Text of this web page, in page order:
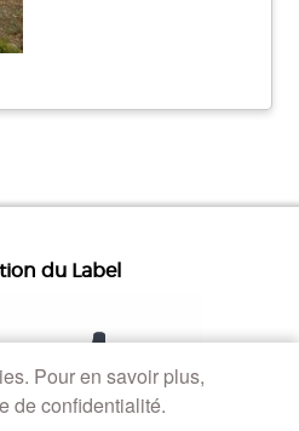
du Label
Pour en savoir plus,
de confidentialité.